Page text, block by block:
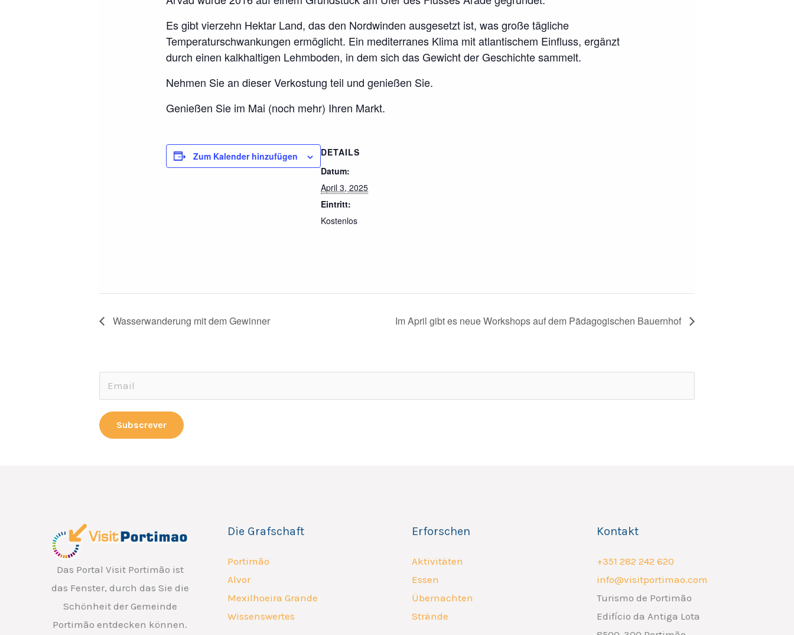
Es gibt vierzehn Hektar Land, das den Nordwinden ausgesetzt ist, was große tägliche
Temperaturschwankungen ermöglicht. Ein mediterranes Klima mit atlantischem Einfluss, ergänzt
durch einen kalkhaltigen Lehmboden, in dem sich das Gewicht der Geschichte sammelt.
Nehmen Sie an dieser Verkostung teil und genießen Sie.
Genießen Sie im Mai (noch mehr) Ihren Markt.
Zum Kalender hinzufügen
DETAILS
Datum:
April 3, 2025
Eintritt:
Kostenlos
Wasserwanderung mit dem Gewinner Im April gibt es neue Workshops auf dem Pädagogischen Bauernhof
E
a
i
l
m
a
i
l
m
a
i
Subscrever
Das Portal Visit Portimão ist
das Fenster, durch das Sie die
Schönheit der Gemeinde
Portimão entdecken können.
Die Grafschaft
Portimão
Alvor
Mexilhoeira Grande
Wissenswertes
Erforschen
Aktivitäten
Essen
Übernachten
Strände
Kontakt
+351 282 242 620
info@visitportimao.com
Turismo de Portimão
Edifício da Antiga Lota